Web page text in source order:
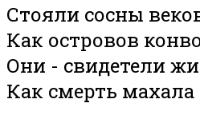
Стояли сосны
Как островов
Они - свидетели
Как смерть